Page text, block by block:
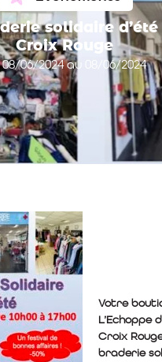
solidaire d’été
Croix Rouge
06/2024 au 08/06/2024
Votre
L’Echoppe
Croix
braderie